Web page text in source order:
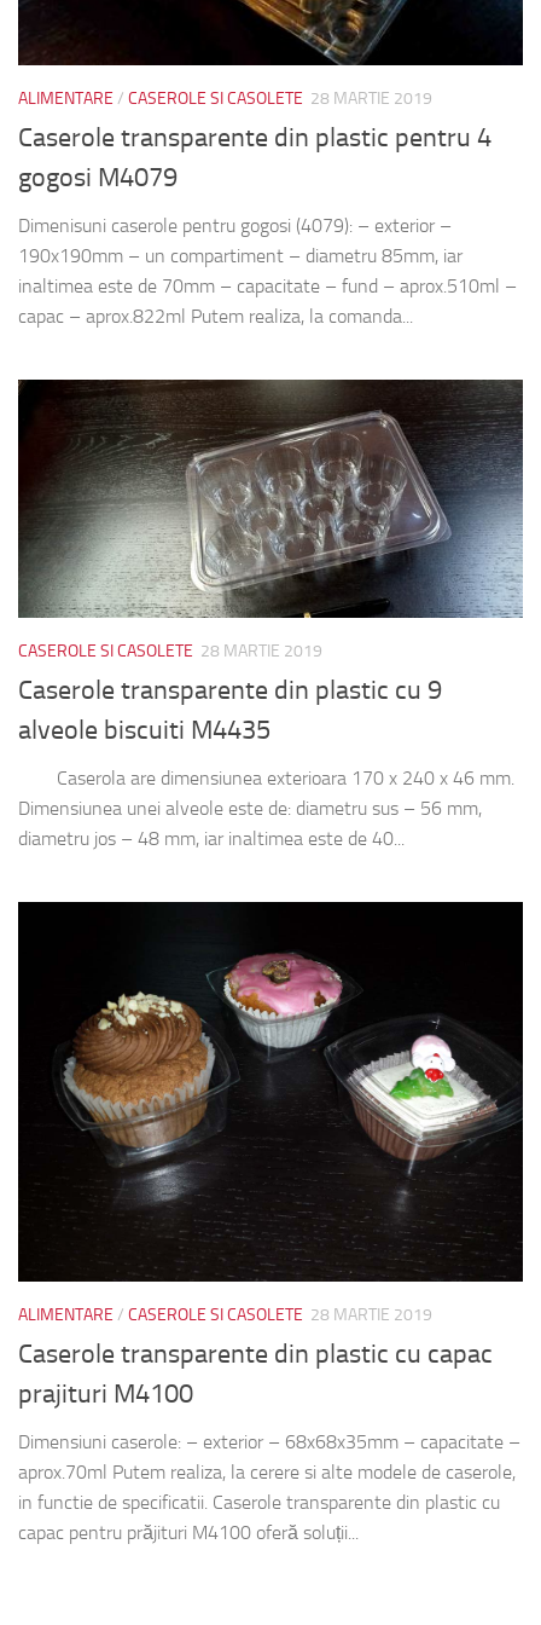
ALIMENTARE / CASEROLE SI CASOLETE 28 MARTIE 2019
Caserole transparente din plastic pentru 4
gogosi M4079
Dimenisuni caserole pentru gogosi (4079): – exterior –
190x190mm – un compartiment – diametru 85mm, iar
inaltimea este de 70mm – capacitate – fund – aprox.510ml –
capac – aprox.822ml Putem realiza, la comanda...
CASEROLE SI CASOLETE 28 MARTIE 2019
Caserole transparente din plastic cu 9
alveole biscuiti M4435
Caserola are dimensiunea exterioara 170 x 240 x 46 mm.
Dimensiunea unei alveole este de: diametru sus – 56 mm,
diametru jos – 48 mm, iar inaltimea este de 40...
ALIMENTARE / CASEROLE SI CASOLETE 28 MARTIE 2019
Caserole transparente din plastic cu capac
prajituri M4100
Dimensiuni caserole: – exterior – 68x68x35mm – capacitate –
aprox.70ml Putem realiza, la cerere si alte modele de caserole,
in functie de specificatii. Caserole transparente din plastic cu
capac pentru prăjituri M4100 oferă soluții...